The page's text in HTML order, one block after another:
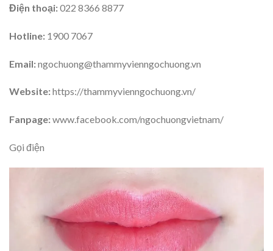
Điện thoại:022 8366 8877
Hotline: 1900 7067
Email:ngochuong@thammyvienngochuong.vn
Website:https://thammyvienngochuong.vn/
Fanpage:www.facebook.com/ngochuongvietnam/
Gọi điện